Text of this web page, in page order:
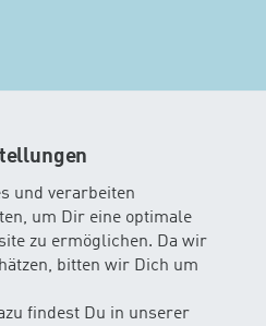
und verarbeiten
um Dir eine optimale
zu ermöglichen. Da wir
bitten wir Dich um
findest Du in unserer
in anderen
|Schwyz |Solothurn